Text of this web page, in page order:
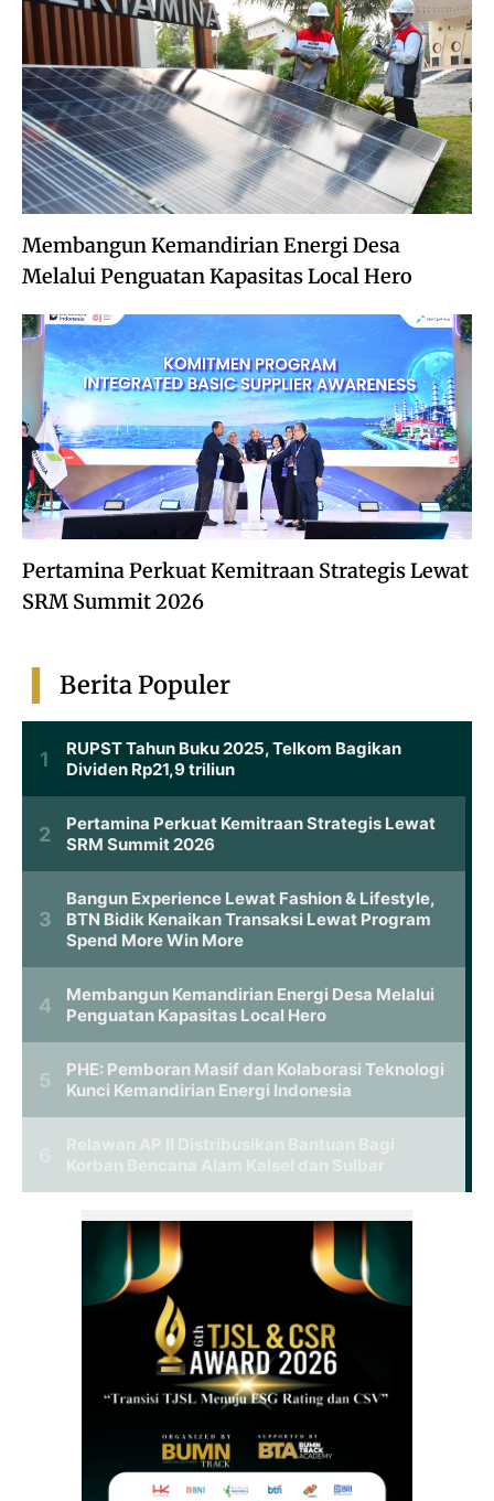
Membangun Kemandirian Energi Desa
Melalui Penguatan Kapasitas Local Hero
Pertamina Perkuat Kemitraan Strategis Lewat
SRM Summit 2026
Berita Populer